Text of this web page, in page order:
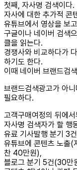
첫째, 자사명 검색이다.
자사에 대한 추가적 콘
유튜브에서 영상을 보
구글이나 네이버 검색
클을 읽는다.
경쟁사와 비교하다가
하기도 한다.
이때 네이버 브랜드검
브랜드검색광고가 아
필요하다.
고객구매여정의 뒤에
자사명 검색자가 할 행
유료 기사발행 분기 3
유튜브에 콘텐츠 노출(
찬 40만원),
블로그 분기 5건(30만